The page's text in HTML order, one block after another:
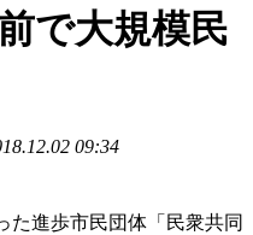
で大規模民
09:34
た進歩市民団体「民衆共同